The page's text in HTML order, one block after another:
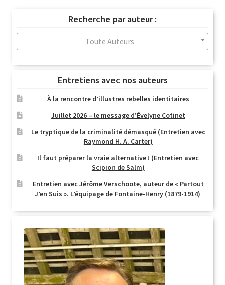
Recherche par auteur :
Toute Auteurs
Entretiens avec nos auteurs
À la rencontre d’illustres rebelles identitaires
Juillet 2026 – le message d’Évelyne Cotinet
Le tryptique de la criminalité démasqué (Entretien avec
Raymond H. A. Carter)
Il faut préparer la vraie alternative ! (Entretien avec
Scipion de Salm)
Entretien avec Jérôme Verschoote, auteur de « Partout
J’en Suis ». L’équipage de Fontaine-Henry (1879-1914)